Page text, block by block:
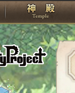
TOP